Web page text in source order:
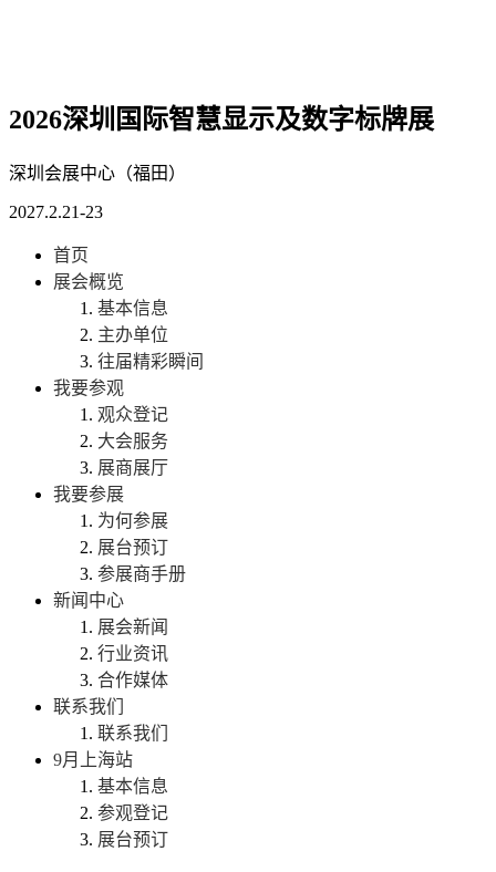
2026深圳国际智慧显示及数字标牌展
深圳会展中心（福田）
2027.2.21-23
首页
展会概览
基本信息
主办单位
往届精彩瞬间
我要参观
观众登记
大会服务
展商展厅
我要参展
为何参展
展台预订
参展商手册
新闻中心
展会新闻
行业资讯
合作媒体
联系我们
联系我们
9月上海站
基本信息
参观登记
展台预订